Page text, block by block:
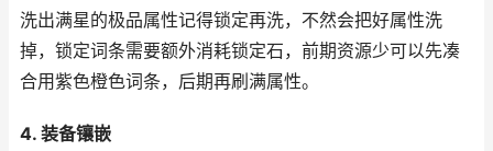
洗出满星的极品属性记得锁定再洗，不然会把好属性洗
掉，锁定词条需要额外消耗锁定石，前期资源少可以先凑
合用紫色橙色词条，后期再刷满属性。
4. 装备镶嵌